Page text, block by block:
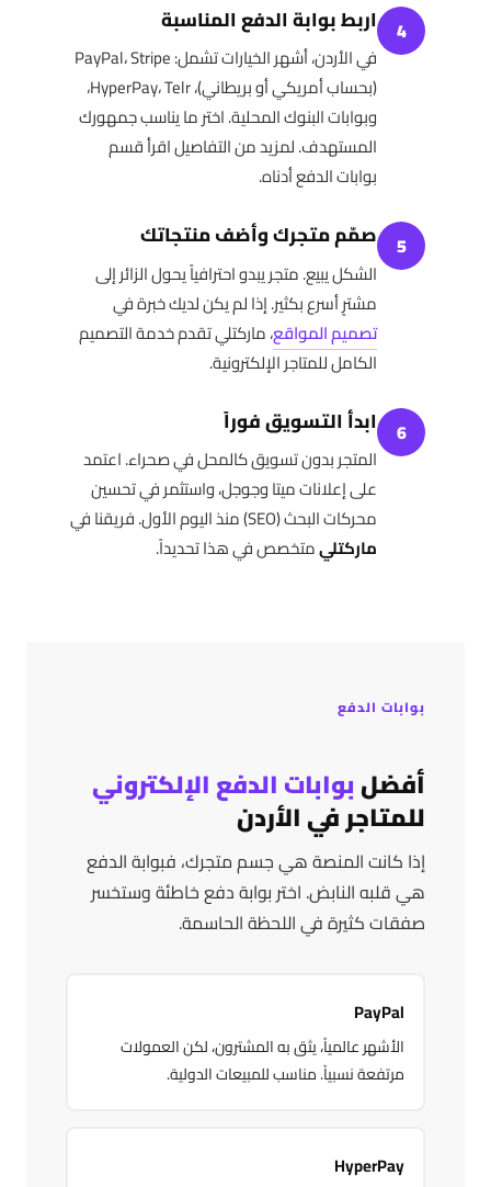
4 اربط بوابة الدفع المناسبة
في الأردن، أشهر الخيارات تشمل: PayPal، Stripe
(بحساب أمريكي أو بريطاني)، HyperPay، Telr،
وبوابات البنوك المحلية. اختر ما يناسب جمهورك
المستهدف. لمزيد من التفاصيل اقرأ قسم
بوابات الدفع أدناه.
5 صمّم متجرك وأضف منتجاتك
الشكل يبيع. متجر يبدو احترافياً يحول الزائر إلى
مشترٍ أسرع بكثير. إذا لم يكن لديك خبرة في
تصميم المواقع، ماركتلي تقدم خدمة التصميم
الكامل للمتاجر الإلكترونية.
6 ابدأ التسويق فوراً
المتجر بدون تسويق كالمحل في صحراء. اعتمد
على إعلانات ميتا وجوجل، واستثمر في تحسين
محركات البحث (SEO) منذ اليوم الأول. فريقنا في
ماركتليمتخصص في هذا تحديداً.
بوابات الدفع
أفضلبوابات الدفع الإلكتروني
للمتاجر في الأردن
إذا كانت المنصة هي جسم متجرك، فبوابة الدفع
هي قلبه النابض. اختر بوابة دفع خاطئة وستخسر
صفقات كثيرة في اللحظة الحاسمة.
PayPal
الأشهر عالمياً، يثق به المشترون، لكن العمولات
مرتفعة نسبياً. مناسب للمبيعات الدولية.
HyperPay